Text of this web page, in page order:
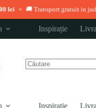
gratuit in judetul
Inspirație
Inspirație